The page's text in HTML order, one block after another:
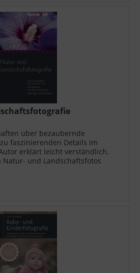
über bezaubernde
faszinierenden Details im
erklärt leicht verständlich,
und Landschaftsfotos
führt auch Anfänger mit...